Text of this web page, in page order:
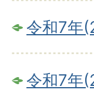
令和7年
令和7年